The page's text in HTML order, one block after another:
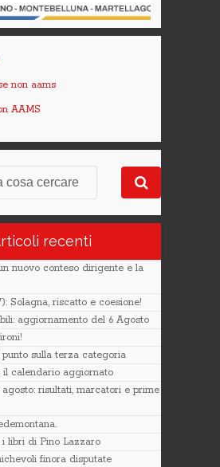
non aams
AAMS
recenti
nuovo conteso dirigente e la
Solagna, riscatto e coesione!
aggiornamento del 6 Agosto
sulla terza categoria
il calendario aggiornato
risultati, marcatori e prime
libri di Pino Lazzaro
finora disputate